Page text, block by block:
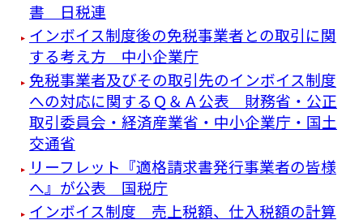
書 日税連
インボイス制度後の免税事業者との取引に関
する考え方 中小企業庁
免税事業者及びその取引先のインボイス制度
への対応に関するＱ＆Ａ公表 財務省・公正
取引委員会・経済産業省・中小企業庁・国土
交通省
リーフレット『適格請求書発⾏事業者の皆様
へ』が公表 国税庁
インボイス制度 売上税額、仕入税額の計算